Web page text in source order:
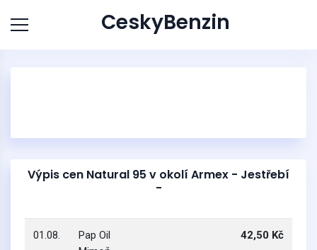
CeskyBenzin
Výpis cen Natural 95 v okolí Armex - Jestřebí
-
01.08.
Pap Oil
42,50 Kč